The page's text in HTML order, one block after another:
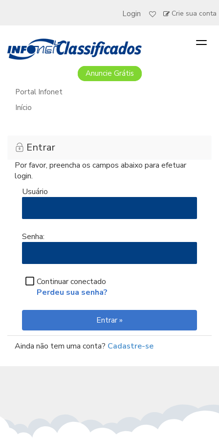
Login Crie sua conta
Anuncie Grátis
Portal Infonet
Início
Entrar
Por favor, preencha os campos abaixo para efetuar
login.
Usuário
Senha:
Continuar conectado
Perdeu sua senha?
Ainda não tem uma conta? Cadastre-se